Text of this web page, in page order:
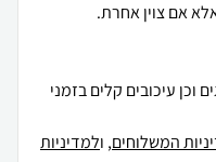
אם צוין אחרת.
וכן עיכובים קלים בזמני
המשלוחים, ולמדיניות